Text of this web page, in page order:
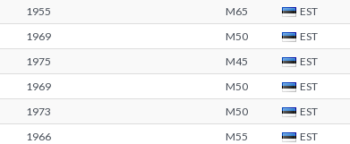
1955 M65 EST
1969 M50 EST
1975 M45 EST
1969 M50 EST
1973 M50 EST
1966 M55 EST